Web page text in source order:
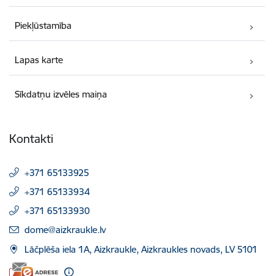
Piekļūstamība
Lapas karte
Sīkdatņu izvēles maiņa
Kontakti
+371 65133925
+371 65133934
+371 65133930
E-pasts:
dome@aizkraukle.lv
Lāčplēša iela 1A, Aizkraukle, Aizkraukles novads, LV 5101